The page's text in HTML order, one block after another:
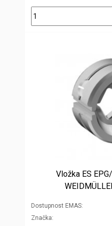
Vložka ES
Dostupnost EMAS
Značka